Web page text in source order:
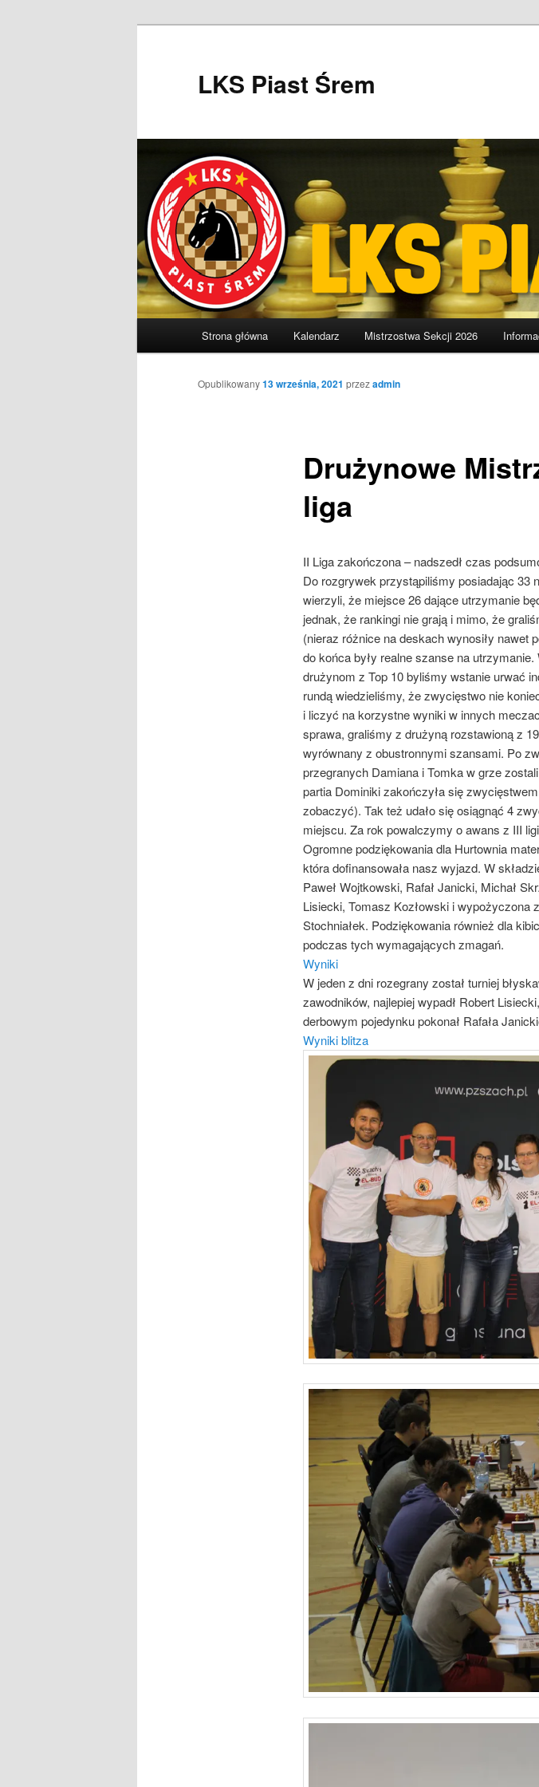
LKS Piast Śrem
Strona główna Kalendarz Mistrzostwa Sekcji 2026
Drużynowe
liga
Opublikowany13 września, 2021 przezadmin
II Liga zakończona – nadszedł czas
Do rozgrywek przystąpiliśmy posiadając 33
wierzyli, że miejsce 26 dające utrzymanie
jednak, że rankingi nie grają i mimo, że
(nieraz różnice na deskach wynosiły nawet
do końca były realne szanse na
drużynom z Top 10 byliśmy wstanie urwać
rundą wiedzieliśmy, że zwycięstwo nie
i liczyć na korzystne wyniki w innych
sprawa, graliśmy z drużyną rozstawioną z
wyrównany z obustronnymi szansami. Po
przegranych Damiana i Tomka w grze
partia Dominiki zakończyła się
zobaczyć). Tak też udało się osiągnąć 4
miejscu. Za rok powalczymy o awans z III
Ogromne podziękowania dla Hurtownia
która dofinansowała nasz wyjazd. W
Paweł Wojtkowski, Rafał Janicki, Michał
Lisiecki, Tomasz Kozłowski i wypożyczona
Stochniałek. Podziękowania również dla
podczas tych wymagających zmagań.
Wyniki
W jeden z dni rozegrany został turniej
zawodników, najlepiej wypadł Robert
derbowym pojedynku pokonał Rafała
Wyniki blitza